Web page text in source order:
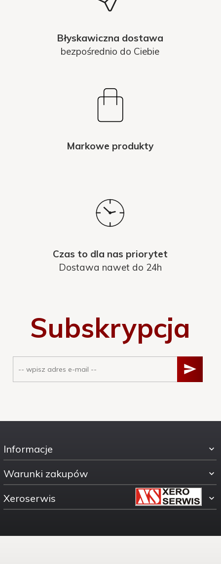
Błyskawiczna dostawa
bezpośrednio do Ciebie
Markowe produkty
Czas to dla nas priorytet
Dostawa nawet do 24h
Subskrypcja
Informacje
Warunki zakupów
Xeroserwis